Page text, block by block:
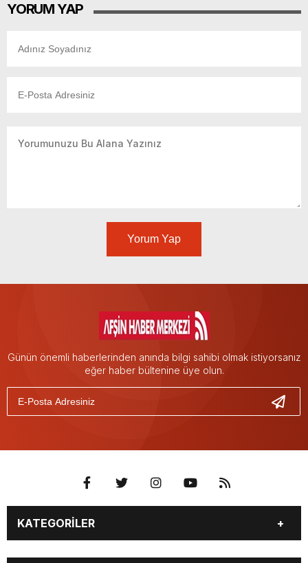
YORUM YAP
Yorum Yap
Günün önemli haberlerinden anında bilgi sahibi olmak istiyorsanız
eğer haber bültenine üye olun.
KATEGORİLER
EĞİTİM EKONOMİ